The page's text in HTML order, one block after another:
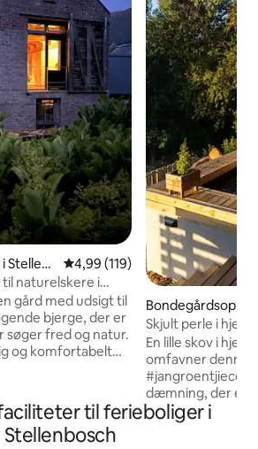
Stellen
4,99 ud af 5 i gennemsnitlig
4,99 (119)
naturelskere i
gård med udsigt til
bjerge, der er
søger fred og natur.
og komfortabelt
dammen, eller slap
Kun få
livlige
ch
Skjult perle i
En lille skov i
omfavner denne
dæmning, der er
der er dækket af
selvforsynende
til ferieboliger i
Stellenbosch